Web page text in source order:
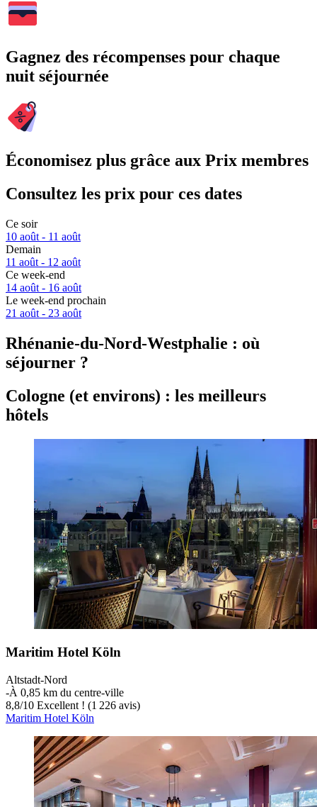
Gagnez des récompenses pour chaque
nuit séjournée
Économisez plus grâce aux Prix membres
Consultez les prix pour ces dates
Ce soir
10 août - 11 août
Demain
11 août - 12 août
Ce week-end
14 août - 16 août
Le week-end prochain
21 août - 23 août
Rhénanie-du-Nord-Westphalie : où
séjourner ?
Cologne (et environs) : les meilleurs
hôtels
Maritim Hotel Köln
Altstadt-Nord
‐À 0,85 km du centre-ville
8,8/10 Excellent ! (1 226 avis)
Maritim Hotel Köln